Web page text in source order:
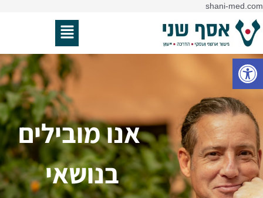
shani-med.comדילוג
תפריט
אנו מובילים
בנושאי
פתח סרגל נגישות